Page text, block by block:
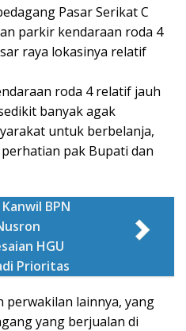
Pasar Serikat C
parkir kendaraan roda 4
raya lokasinya relatif
roda 4 relatif jauh
banyak agak
untuk berbelanja,
pak Bupati dan
BPN
HGU
Prioritas
perwakilan lainnya, yang
yang berjualan di